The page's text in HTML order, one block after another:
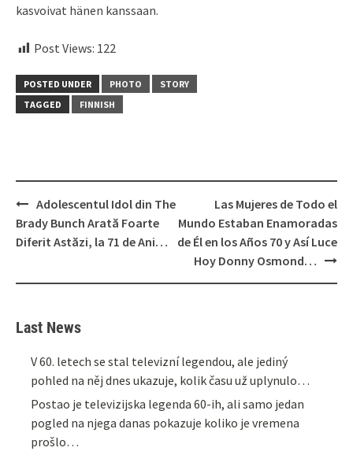
kasvoivat hänen kanssaan.
Post Views: 122
POSTED UNDER PHOTO
STORY
TAGGED
FINNISH
Post
navigation
Adolescentul Idol din The
Brady Bunch Arată Foarte
Diferit Astăzi, la 71 de Ani…
Las Mujeres de Todo el
Mundo Estaban Enamoradas
de Él en los Años 70 y Así Luce
Hoy Donny Osmond…
Last News
V 60. letech se stal televizní legendou, ale jediný
pohled na něj dnes ukazuje, kolik času už uplynulo…
Postao je televizijska legenda 60-ih, ali samo jedan
pogled na njega danas pokazuje koliko je vremena
prošlo…